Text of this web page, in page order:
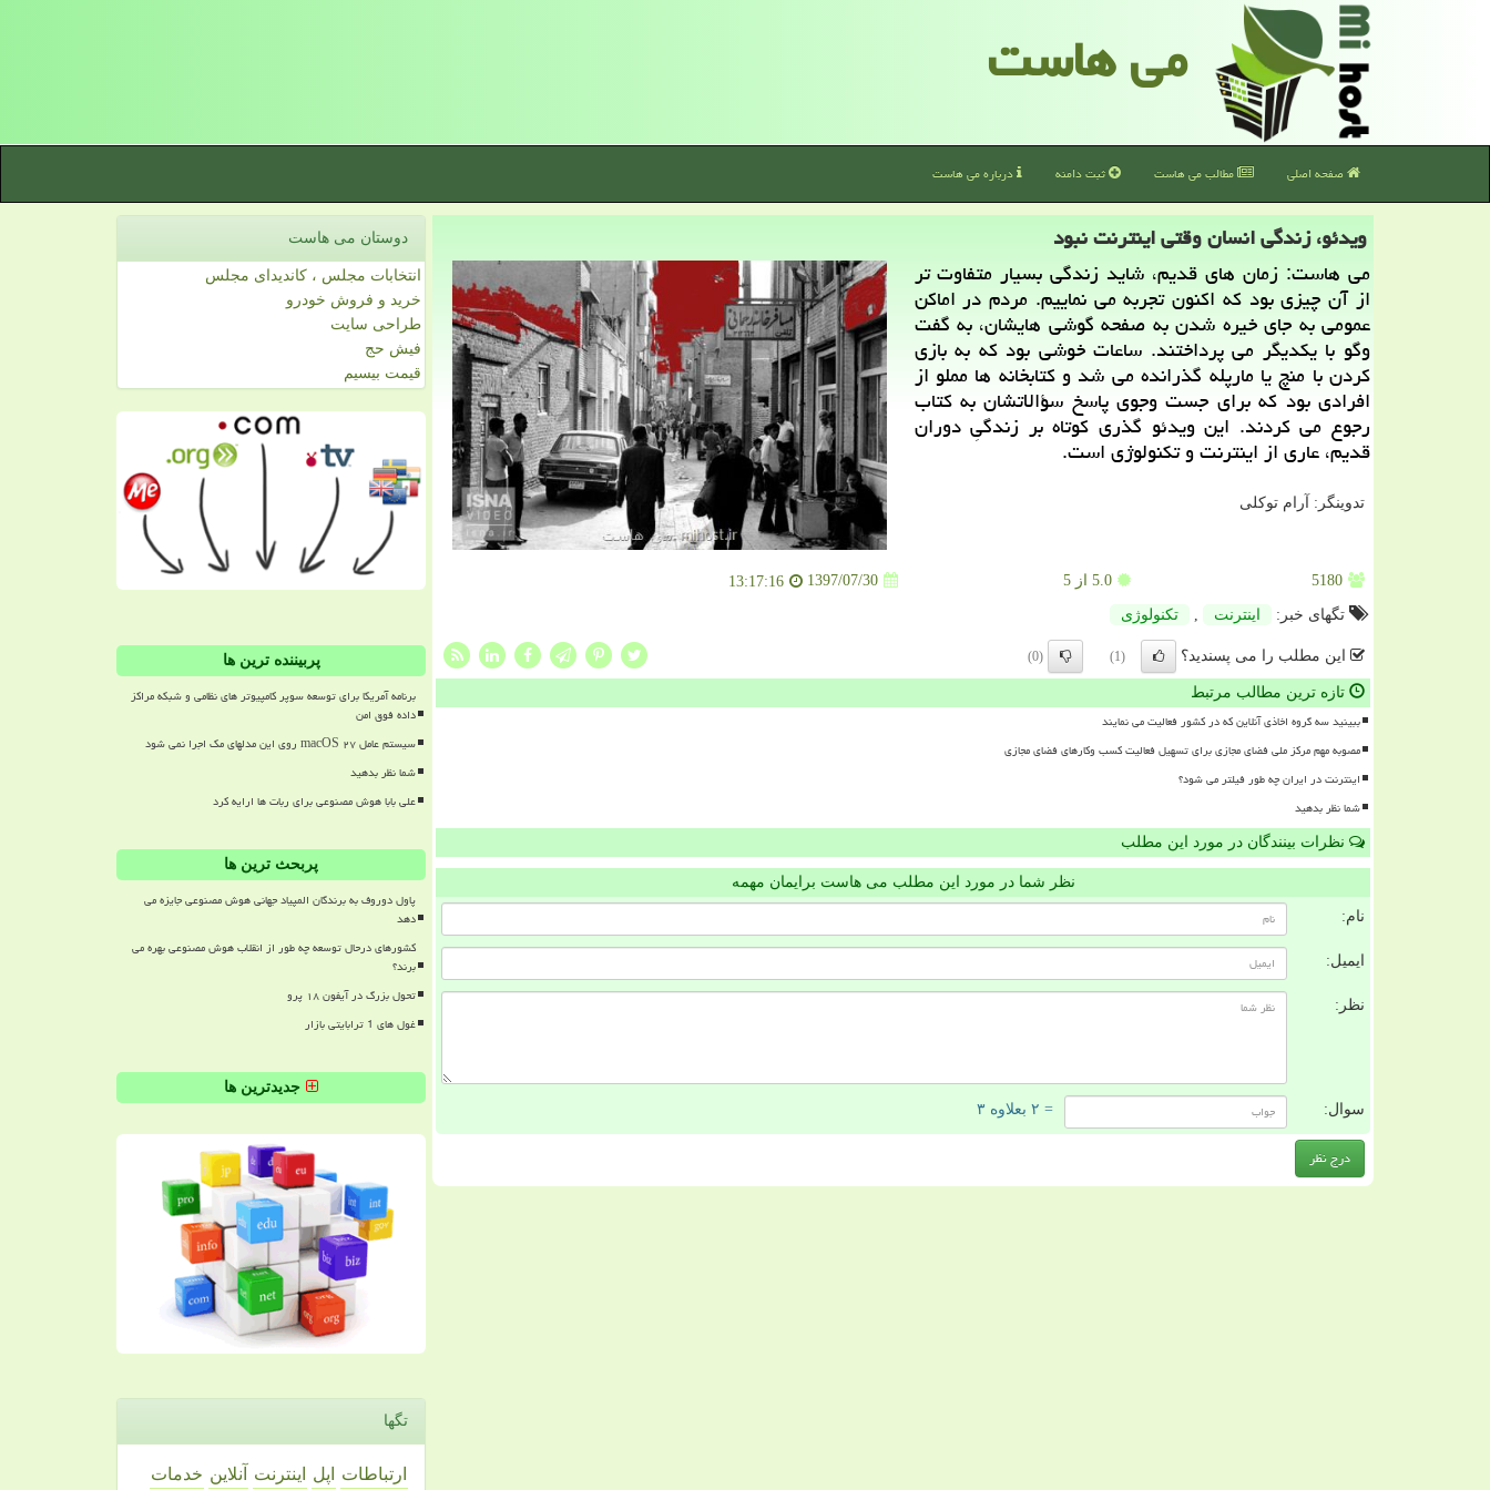
می هاست
صفحه اصلی مطالب می هاست ثبت دامنه درباره می هاست
ویدئو، زندگی انسان وقتی اینترنت نبود
می هاست: زمان های قدیم، شاید زندگی بسیار متفاوت تر
از آن چیزی بود كه اكنون تجربه می نماییم. مردم در اماكن
عمومی به جای خیره شدن به صفحه گوشی هایشان، به گفت
وگو با یكدیگر می پرداختند. ساعات خوشی بود كه به بازی
كردن با منچ یا مارپله گذرانده می شد و كتابخانه ها مملو از
افرادی بود كه برای جست وجوی پاسخ سؤالاتشان به كتاب
رجوع می كردند. این ویدئو گذری كوتاه بر زندگیِ دوران
قدیم، عاری از اینترنت و تكنولوژی است.
تدوینگر: آرام توكلی
5180
5.0از 5 1397/07/30
13:17:16
تگهای خبر:
اینترنت تكنولوژی
این مطلب را می پسندید؟ (1)
(0)
تازه ترین مطالب مرتبط
ببینید سه گروه اخاذی آنلاین که در کشور فعالیت می نمایند
مصوبه مهم مرکز ملی فضای مجازی برای تسهیل فعالیت کسب وکارهای فضای مجازی
اینترنت در ایران چه طور فیلتر می شود؟
شما نظر بدهید
نظرات بینندگان در مورد این مطلب
نظر شما در مورد این مطلب می هاست برایمان مهمه
نام:
ایمیل:
نظر:
سوال: = ۲ بعلاوه ۳
دوستان می هاست
انتخابات مجلس ، کاندیدای مجلس
خرید و فروش خودرو
طراحی سایت
فیش حج
قیمت بیسیم
پربیننده ترین ها
برنامه آمریکا برای توسعه سوپر کامپیوتر های نظامی و شبکه مراکز
داده فوق امن
سیستم عامل macOS ۲۷ روی این مدلهای مک اجرا نمی شود
شما نظر بدهید
علی بابا هوش مصنوعی برای ربات ها ارایه کرد
پربحث ترین ها
پاول دوروف به برندگان المپیاد جهانی هوش مصنوعی جایزه می
دهد
کشورهای درحال توسعه چه طور از انقلاب هوش مصنوعی بهره می
برند؟
تحول بزرگ در آیفون ۱۸ پرو
غول های 1 ترابایتی بازار
جدیدترین ها
تگها
ارتباطات اپل اینترنت آنلاین خدمات